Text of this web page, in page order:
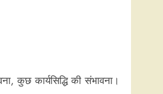
कुछ कार्यसिद्धि की संभावना।